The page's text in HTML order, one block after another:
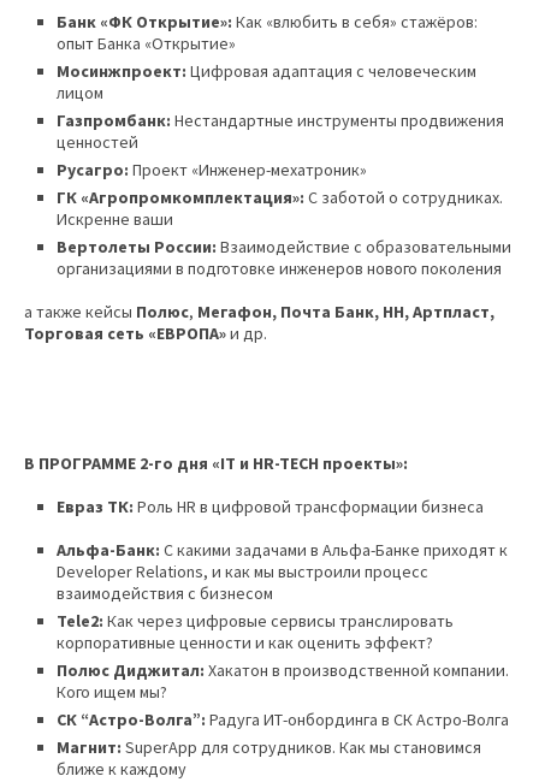
Банк «ФК Открытие»: Как «влюбить в себя» стажёров:
опыт Банка «Открытие»
Мосинжпроект: Цифровая адаптация с человеческим
лицом
Газпромбанк: Нестандартные инструменты продвижения
ценностей
Русагро: Проект «Инженер-мехатроник»
ГК «Агропромкомплектация»: С заботой о сотрудниках.
Искренне ваши
Вертолеты России: Взаимодействие с образовательными
организациями в подготовке инженеров нового поколения
а также кейсы Полюс, Мегафон, Почта Банк, HH, Артпласт,
Торговая сеть «ЕВРОПА»и др.
В ПРОГРАММЕ 2-го дня «IT и HR-TECH проекты»:
Евраз ТК: Роль HR в цифровой трансформации бизнеса
Альфа-Банк: C какими задачами в Альфа-Банке приходят к
Developer Relations, и как мы выстроили процесс
взаимодействия с бизнесом
Tele2: Как через цифровые сервисы транслировать
корпоративные ценности и как оценить эффект?
Полюс Диджитал: Хакатон в производственной компании.
Кого ищем мы?
СК “Астро-Волга”: Радуга ИТ-онбординга в СК Астро-Волга
Магнит: SuperApp для сотрудников. Как мы становимся
ближе к каждому